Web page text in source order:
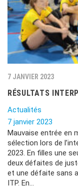
7 JANVIER 2023
RÉSULTATS
Actualités
7 janvier 2023
Mauvaise entrée en
sélection lors de
2023. En filles une
deux défaites de
et une défaite sans
ITP. En…